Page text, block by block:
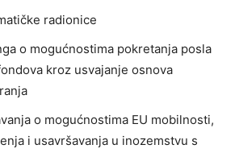
radionice
o mogućnostima pokretanja posla
kroz usvajanje osnova
o mogućnostima EU mobilnosti,
i usavršavanja u inozemstvu s